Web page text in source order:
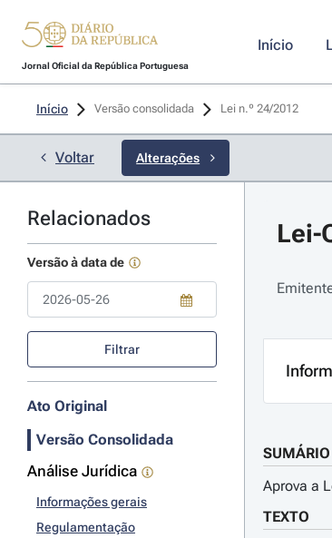
Jornal Oficial da República Portuguesa
Início
Início Versão consolidada Lei n.º 24/2012
Voltar Alterações
Relacionados
Versão à data de
Filtrar
Ato Original
Versão Consolidada
Análise Jurídica
Informações gerais
Regulamentação
Lei-
SUMÁRIO
Aprova a
TEXTO